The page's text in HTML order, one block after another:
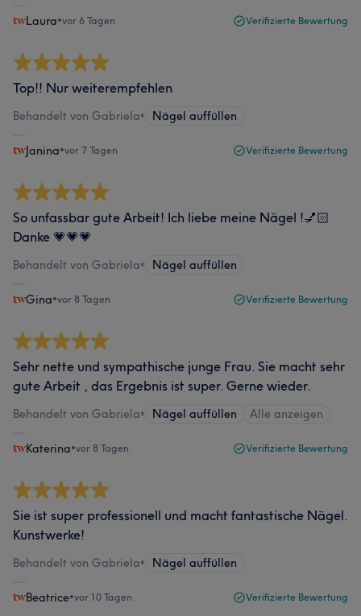
Laura•vor 6 Tagen Verifizierte Bewertung
Top!! Nur weiterempfehlen
Behandelt von Gabriela• Nägel auffüllen
Janina•vor 7 Tagen Verifizierte Bewertung
So unfassbar gute Arbeit! Ich liebe meine Nägel !💅🏻
Danke 💗💗💗
Behandelt von Gabriela• Nägel auffüllen
Gina•vor 8 Tagen Verifizierte Bewertung
Sehr nette und sympathische junge Frau. Sie macht sehr
gute Arbeit , das Ergebnis ist super. Gerne wieder.
Behandelt von Gabriela• Nägel auffüllen Alle anzeigen
Katerina•vor 8 Tagen Verifizierte Bewertung
Sie ist super professionell und macht fantastische Nägel.
Kunstwerke!
Behandelt von Gabriela• Nägel auffüllen
Beatrice•vor 10 Tagen Verifizierte Bewertung